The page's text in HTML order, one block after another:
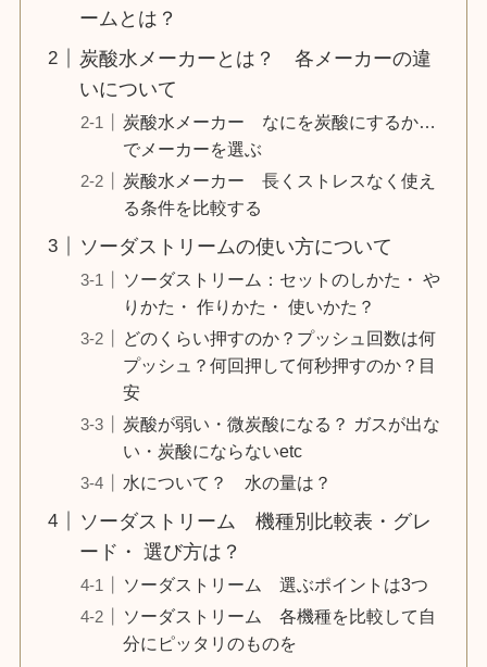
ームとは？
炭酸水メーカーとは？ 各メーカーの違
いについて
炭酸水メーカー なにを炭酸にするか…
でメーカーを選ぶ
炭酸水メーカー 長くストレスなく使え
る条件を比較する
ソーダストリームの使い方について
ソーダストリーム：セットのしかた・ や
りかた・ 作りかた・ 使いかた？
どのくらい押すのか？プッシュ回数は何
プッシュ？何回押して何秒押すのか？目
安
炭酸が弱い・微炭酸になる？ ガスが出な
い・炭酸にならないetc
水について？ 水の量は？
ソーダストリーム 機種別比較表・グレ
ード・ 選び方は？
ソーダストリーム 選ぶポイントは3つ
ソーダストリーム 各機種を比較して自
分にピッタリのものを